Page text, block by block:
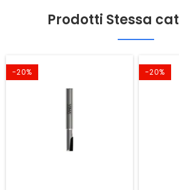
Prodotti Stessa
-20% -20%